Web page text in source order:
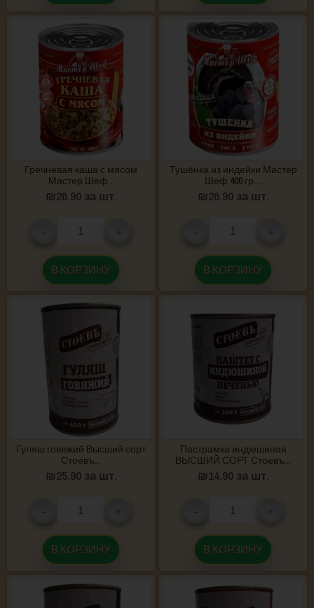
Гречневая каша с мясом
Мастер Шеф...
₪26.90 за шт.
В КОРЗИНУ
Тушёнка из индейки Мастер
Шеф 400 гр....
₪26.90 за шт.
В КОРЗИНУ
Гуляш говяжий Высший сорт
Стоевъ...
₪25.90 за шт.
В КОРЗИНУ
Пастрамка индюшиная
ВЫСШИЙ СОРТ Стоевъ...
₪14.90 за шт.
В КОРЗИНУ